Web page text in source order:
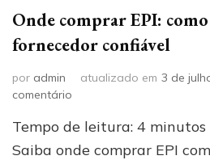
Onde comprar EPI:
fornecedor confiável
por admin atualizado em 3 de
comentário
comprar
EPI:
Tempo de leitura: 4 minutos
Saiba onde comprar EPI